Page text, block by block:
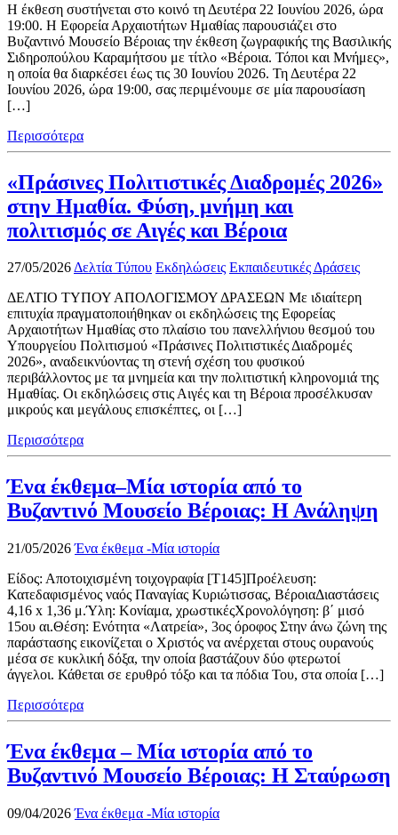
Η έκθεση συστήνεται στο κοινό τη Δευτέρα 22 Ιουνίου 2026, ώρα
19:00. Η Εφορεία Αρχαιοτήτων Ημαθίας παρουσιάζει στο
Βυζαντινό Μουσείο Βέροιας την έκθεση ζωγραφικής της Βασιλικής
Σιδηροπούλου Καραμήτσου με τίτλο «Βέροια. Τόποι και Μνήμες»,
η οποία θα διαρκέσει έως τις 30 Ιουνίου 2026. Τη Δευτέρα 22
Ιουνίου 2026, ώρα 19:00, σας περιμένουμε σε μία παρουσίαση
[…]
Περισσότερα
«Πράσινες Πολιτιστικές Διαδρομές 2026»
στην Ημαθία. Φύση, μνήμη και
πολιτισμός σε Αιγές και Βέροια
27/05/2026Δελτία Τύπου Εκδηλώσεις Εκπαιδευτικές Δράσεις
ΔΕΛΤΙΟ ΤΥΠΟΥ ΑΠΟΛΟΓΙΣΜΟΥ ΔΡΑΣΕΩΝ Με ιδιαίτερη
επιτυχία πραγματοποιήθηκαν οι εκδηλώσεις της Εφορείας
Αρχαιοτήτων Ημαθίας στο πλαίσιο του πανελλήνιου θεσμού του
Υπουργείου Πολιτισμού «Πράσινες Πολιτιστικές Διαδρομές
2026», αναδεικνύοντας τη στενή σχέση του φυσικού
περιβάλλοντος με τα μνημεία και την πολιτιστική κληρονομιά της
Ημαθίας. Οι εκδηλώσεις στις Αιγές και τη Βέροια προσέλκυσαν
μικρούς και μεγάλους επισκέπτες, οι […]
Περισσότερα
Ένα έκθεμα–Μία ιστορία από το
Βυζαντινό Μουσείο Βέροιας: Η Ανάληψη
21/05/2026 Ένα έκθεμα -Μία ιστορία
Είδος: Αποτοιχισμένη τοιχογραφία [Τ145]Προέλευση:
Κατεδαφισμένος ναός Παναγίας Κυριώτισσας, ΒέροιαΔιαστάσεις
4,16 x 1,36 μ.Ύλη: Κονίαμα, χρωστικέςΧρονολόγηση: β΄ μισό
15ου αι.Θέση: Ενότητα «Λατρεία», 3ος όροφος Στην άνω ζώνη της
παράστασης εικονίζεται ο Χριστός να ανέρχεται στους ουρανούς
μέσα σε κυκλική δόξα, την οποία βαστάζουν δύο φτερωτοί
άγγελοι. Κάθεται σε ερυθρό τόξο και τα πόδια Του, στα οποία […]
Περισσότερα
Ένα έκθεμα – Μία ιστορία από το
Βυζαντινό Μουσείο Βέροιας: Η Σταύρωση
09/04/2026 Ένα έκθεμα -Μία ιστορία